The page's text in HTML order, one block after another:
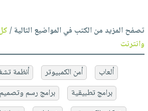
تصفح المزيد من الكتب في المواضيع التالية /
وانترنت
ألعاب أمن الكمبيوتر أنظمة
برامج تطبيقية
برامج رسم وتصميم